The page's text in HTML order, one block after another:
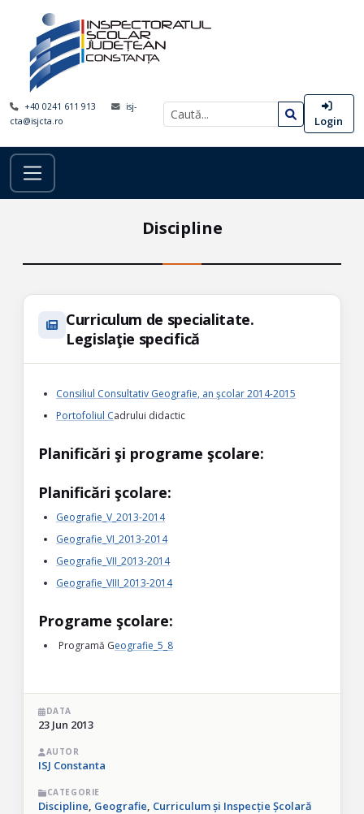
+40 0241 611 913
isj-
cta@isjcta.ro
Login
Discipline
Curriculum de specialitate.
Legislaţie specifică
Consiliul Consultativ Geografie, an şcolar 2014-2015
Portofoliul Cadrului didactic
Planificări şi programe şcolare:
Planificări şcolare:
Geografie_V_2013-2014
Geografie_VI_2013-2014
Geografie_VII_2013-2014
Geografie_VIII_2013-2014
Programe şcolare:
Programă Geografie_5_8
DATA
23 Jun 2013
AUTOR
ISJ Constanta
CATEGORIE
Discipline, Geografie, Curriculum și Inspecție Școlară